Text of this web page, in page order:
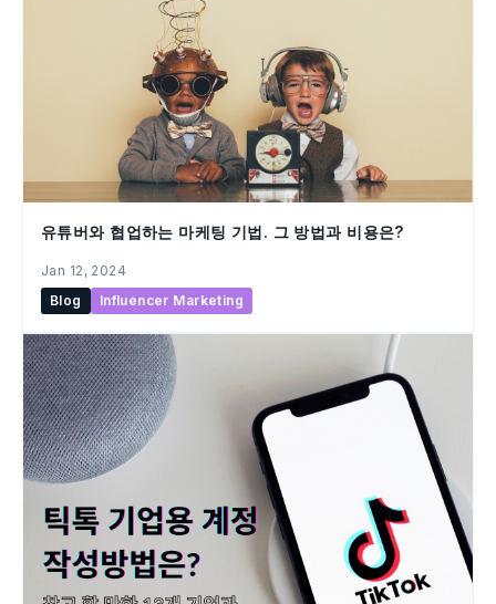
유튜버와 협업하는 마케팅 기법. 그 방법과 비용은?
Jan 12, 2024
Blog
Influencer Marketing